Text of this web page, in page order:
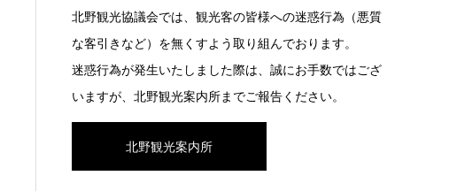
北野観光協議会では、観光客の皆様への迷惑行為（悪質
な客引きなど）を無くすよう取り組んでおります。
迷惑行為が発生いたしました際は、誠にお手数ではござ
いますが、北野観光案内所までご報告ください。
北野観光案内所